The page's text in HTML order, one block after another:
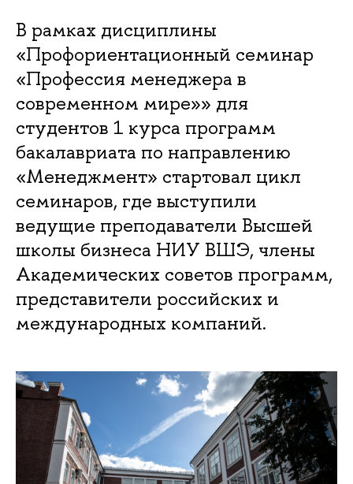
В рамках дисциплины
«Профориентационный семинар
«Профессия менеджера в
современном мире»» для
студентов 1 курса программ
бакалавриата по направлению
«Менеджмент» стартовал цикл
семинаров, где выступили
ведущие преподаватели Высшей
школы бизнеса НИУ ВШЭ, члены
Академических советов программ,
представители российских и
международных компаний.